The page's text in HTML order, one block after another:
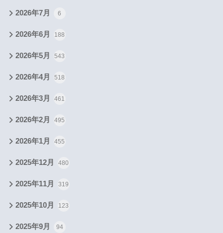
2026年7月 6
2026年6月 188
2026年5月 543
2026年4月 518
2026年3月 461
2026年2月 495
2026年1月 455
2025年12月 480
2025年11月 319
2025年10月 123
2025年9月 94